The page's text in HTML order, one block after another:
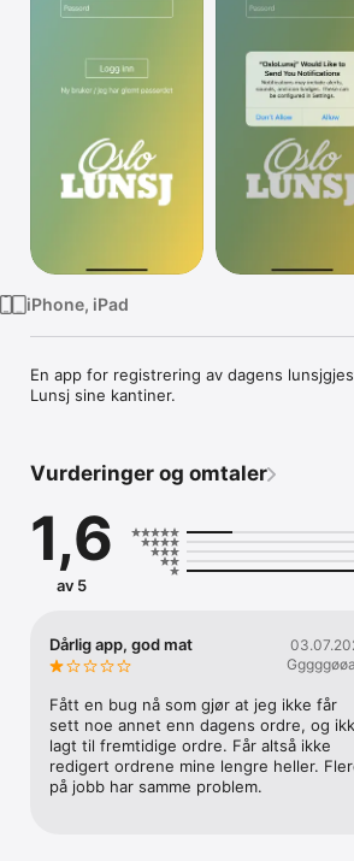
iPhone, iPad
En app for registrering av dagens
Lunsj sine kantiner.
Vurderinger og omtaler
1,6
av 5
Dårlig app, god mat
Fått en bug nå som gjør at jeg ikke får
sett noe annet enn dagens ordre, og
lagt til fremtidige ordre. Får altså ikke
redigert ordrene mine lengre heller.
på jobb har samme problem.